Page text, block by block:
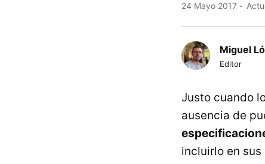
24 Mayo 2017
Miguel
Editor
Justo cuando
ausencia de
incluirlo en